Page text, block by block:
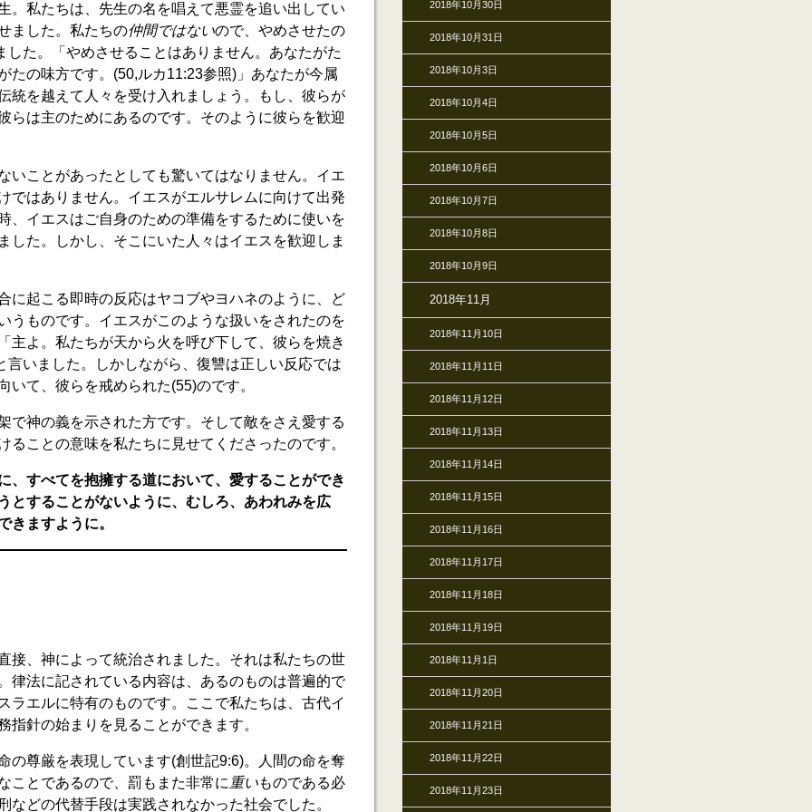
。私たちは、先生の名を唱えて悪霊を追い出してい
ました。私たちの仲間ではないので、やめさせたの
した。「やめさせることはありません。あなたがた
たの味方です。(50,ルカ11:23参照)」あなたが今属
統を越えて人々を受け入れましょう。もし、彼らが
らは主のためにあるのです。そのように彼らを歓迎
いことがあったとしても驚いてはなりません。イエ
ではありません。イエスがエルサレムに向けて出発
、イエスはご自身のための準備をするために使いを
した。しかし、そこにいた人々はイエスを歓迎しま
に起こる即時の反応はヤコブやヨハネのように、ど
うものです。イエスがこのような扱いをされたのを
主よ。私たちが天から火を呼び下して、彼らを焼き
言いました。しかしながら、復讐は正しい反応では
いて、彼らを戒められた(55)のです。
で神の義を示された方です。そして敵をさえ愛する
ることの意味を私たちに見せてくださったのです。
、すべてを抱擁する道において、愛することができ
とすることがないように、むしろ、あわれみを広
きますように。
接、神によって統治されました。それは私たちの世
律法に記されている内容は、あるのものは普遍的で
ラエルに特有のものです。ここで私たちは、古代イ
指針の始まりを見ることができます。
の尊厳を表現しています(創世記9:6)。人間の命を奪
ことであるので、罰もまた非常に 重いものである必
などの代替手段は実践されなかった社会でした。
2018年10月30日
2018年10月31日
2018年10月3日
2018年10月4日
2018年10月5日
2018年10月6日
2018年10月7日
2018年10月8日
2018年10月9日
2018年11月
2018年11月10日
2018年11月11日
2018年11月12日
2018年11月13日
2018年11月14日
2018年11月15日
2018年11月16日
2018年11月17日
2018年11月18日
2018年11月19日
2018年11月1日
2018年11月20日
2018年11月21日
2018年11月22日
2018年11月23日